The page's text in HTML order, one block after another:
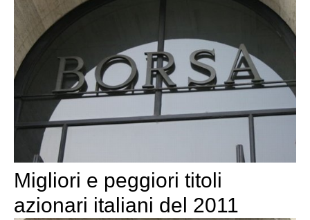
Migliori e peggiori titoli
azionari italiani del 2011